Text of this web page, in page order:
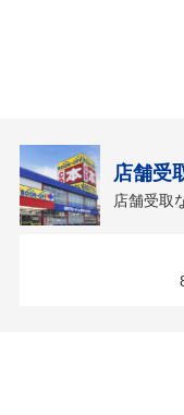
店舗受
店舗受取